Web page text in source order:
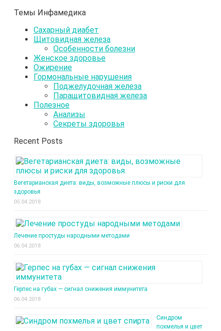
Темы Инфамедика
Сахарный диабет
Щитовидная железа
Особенности болезни
Женское здоровье
Ожирение
Гормональные нарушения
Поджелудочная железа
Паращитовидная железа
Полезное
Анализы
Секреты здоровья
Recent Posts
Вегетарианская диета: виды, возможные плюсы и риски для
здоровья
05.04.2018
Лечение простуды народными методами
06.04.2018
Герпес на губах — сигнал снижения иммунитета
06.04.2018
Синдром
похмелья и цвет